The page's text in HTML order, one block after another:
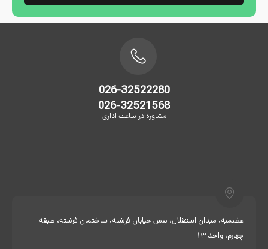
026-32522280
026-32521568
مشاوره در ساعت اداری
عظیمیه، میدان استقلال، نبش خیابان فرشته، ساختمان فرشته، طبقه
چهارم، واحد 13